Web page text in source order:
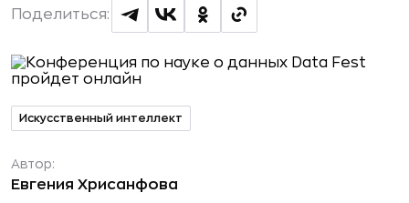
Поделиться:
Искусственный интеллект
Автор:
Евгения Хрисанфова